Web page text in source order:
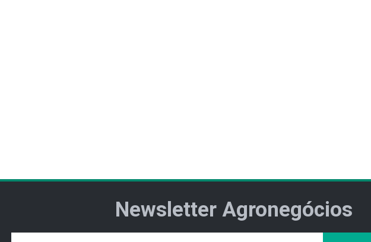
Newsletter Agronegócios